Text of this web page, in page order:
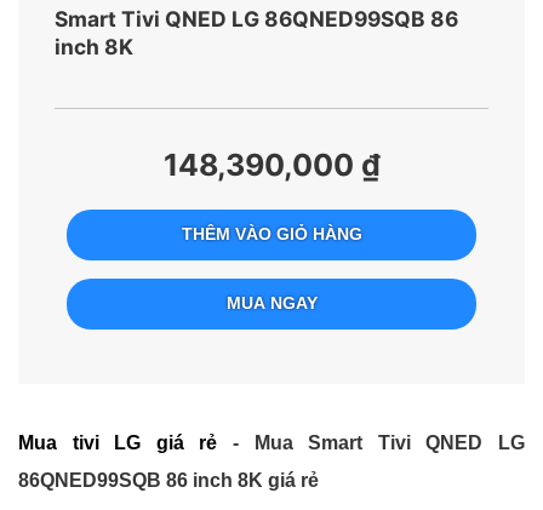
Smart Tivi QNED LG 86QNED99SQB 86
inch 8K
148,390,000 ₫
THÊM VÀO GIỎ HÀNG
MUA NGAY
Mua tivi LG giá rẻ - Mua Smart Tivi QNED LG
86QNED99SQB 86 inch 8K giá rẻ